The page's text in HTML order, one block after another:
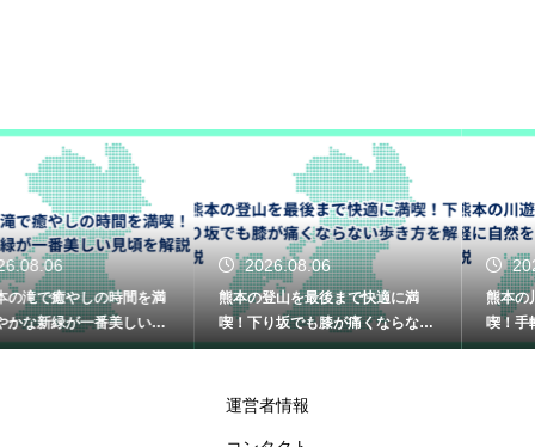
2026.08.06
熊本の登山を最後まで快適に満
喫！下り坂でも膝が痛くならない
歩き方を解説
2026.08.05
熊本の川遊びを家族みんなで満
喫！手軽に自然を楽しめる日帰り
のコース解説
運営者情報